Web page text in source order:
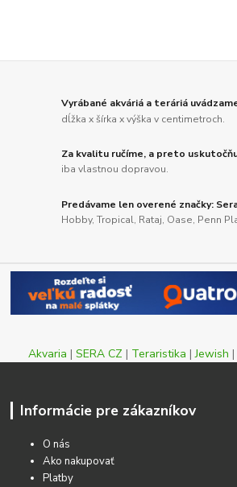
Vyrábané akváriá a teráriá
dĺžka x šírka x výška v centimetroch.
Za kvalitu ručíme, a preto
iba vlastnou dopravou.
Predávame len overené značky:
Hobby, Tropical, Rataj, Oase, Penn
Akvaria | SERA CZ | Teraristika |Jewish |
Informácie pre zákazníkov
O nás
Ako nakupovať
Platby